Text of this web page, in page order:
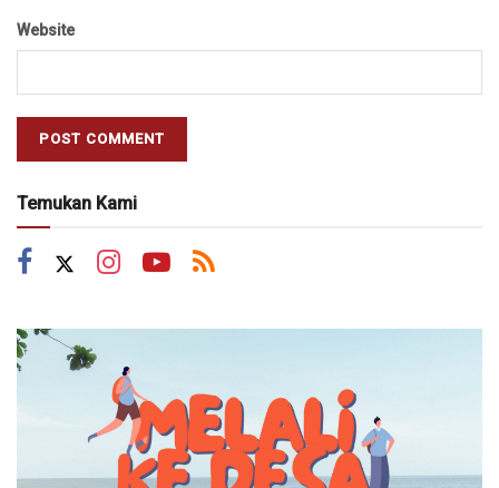
Website
Temukan Kami